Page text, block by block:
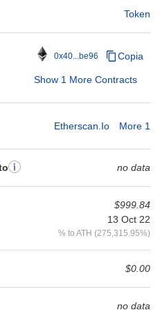
Token
0x40...be96 Copia
Show 1 More Contracts
Etherscan.io More 1
no data
$999.84
13 Oct 22
% to ATH (275,315.95%)
$0.00
no data
Protocol?
principalmente come token
consentendo agli utenti di
e influenzare lo sviluppo
contribuiscono alla sicurezza e
attivo o rilevante?
attivo, con uno sviluppo in corso e
È ancora scambiato su varie
di trading costante. Il progetto
abbandono, indicando un impegno
degli utenti.
Protocol?
utenti e investitori DeFi che
di yield farming e staking. La sua
potere a una comunità di